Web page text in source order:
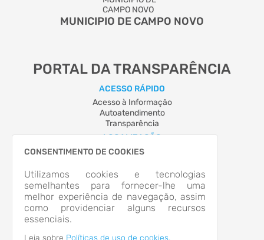
CONSENTIMENTO DE COOKIES
Utilizamos cookies e tecnologias
semelhantes para fornecer-lhe uma
melhor experiência de navegação, assim
como providenciar alguns recursos
essenciais.
Leia sobre Políticas de uso de cookies.
MUNICIPIO DE CAMPO NOVO
PORTAL DA TRANSPARÊNCIA
ACESSO RÁPIDO
Acesso à Informação
Autoatendimento
Transparência
LOCALIZAÇÃO
Avenida Bento Gonçalves, Nº 555, Centro
CEP: 98.570-000
Abrir no Mapa
CONTATOS
(55) 2013-0080
prefeitura@camponovo.rs.gov.br
HORÁRIO DE ATENDIMENTO